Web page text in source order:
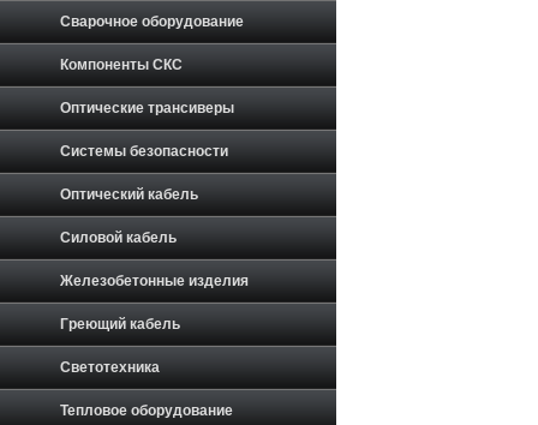
Сварочное оборудование
Компоненты СКС
Оптические трансиверы
Системы безопасности
Оптический кабель
Силовой кабель
Железобетонные изделия
Греющий кабель
Светотехника
Тепловое оборудование